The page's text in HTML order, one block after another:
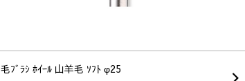
毛ﾌﾞﾗｼ ﾎｲｰﾙ 山羊毛 ｿﾌﾄ φ25